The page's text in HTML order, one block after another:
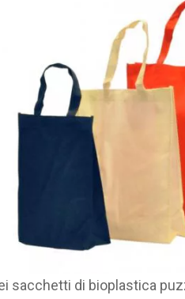
sacchetti di bioplastica